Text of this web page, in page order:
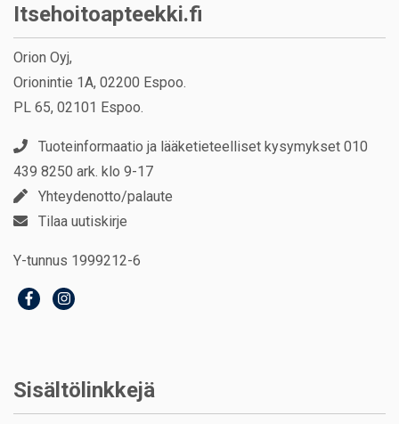
Itsehoitoapteekki.fi
Orion Oyj,
Orionintie 1A, 02200 Espoo.
PL 65, 02101 Espoo.
Tuoteinformaatio ja lääketieteelliset kysymykset 010
439 8250 ark. klo 9-17
Yhteydenotto/palaute
Tilaa uutiskirje
Y-tunnus 1999212-6
Sisältölinkkejä